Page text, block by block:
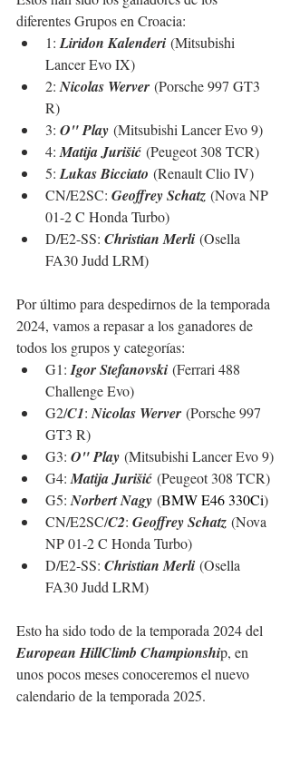
diferentes Grupos en Croacia:
1: Liridon Kalenderi (Mitsubishi
Lancer Evo IX)
2: Nicolas Werver (Porsche 997 GT3
R)
3: O" Play (Mitsubishi Lancer Evo 9)
4: Matija Jurišić (Peugeot 308 TCR)
5: Lukas Bicciato (Renault Clio IV)
CN/E2SC: Geoffrey Schatz (Nova NP
01-2 C Honda Turbo)
D/E2-SS: Christian Merli (Osella
FA30 Judd LRM)
Por último para despedirnos de la temporada
2024, vamos a repasar a los ganadores de
todos los grupos y categorías:
G1: Igor Stefanovski (Ferrari 488
Challenge Evo)
G2/C1: Nicolas Werver (Porsche 997
GT3 R)
G3: O" Play (Mitsubishi Lancer Evo 9)
G4: Matija Jurišić (Peugeot 308 TCR)
G5: Norbert Nagy (BMW E46 330Ci)
CN/E2SC/C2: Geoffrey Schatz (Nova
NP 01-2 C Honda Turbo)
D/E2-SS: Christian Merli (Osella
FA30 Judd LRM)
Esto ha sido todo de la temporada 2024 del
European HillClimb Championship, en
unos pocos meses conoceremos el nuevo
calendario de la temporada 2025.